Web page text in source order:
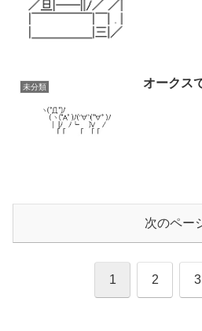
未分類 オークス
次のペー
1 2 3